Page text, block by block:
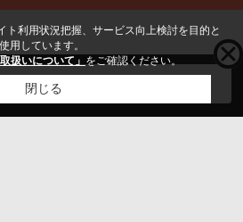
覧の方にお勧めな物件
ト利用状況把握、サービス向上検討を目的と
用しています。
扱いについて」 をご確認ください。
閉じる